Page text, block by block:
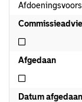
Niet
Afgedaan
Niet afgedaan
Datum afgedaan